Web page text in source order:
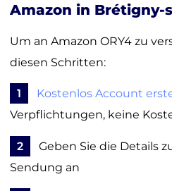
Amazon in Brétigny-
Um an Amazon ORY4 zu
diesen Schritten:
1 Kostenlos Account
Verpflichtungen, keine
2
Geben Sie die Details
Sendung an